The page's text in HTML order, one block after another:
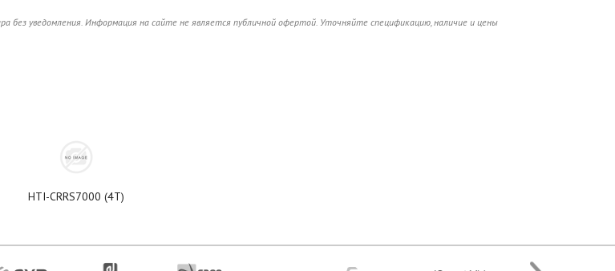
уведомления. Информация на сайте не является публичной офертой. Уточняйте спецификацию, наличие и цены
HTI-CRRS7000 (4T)